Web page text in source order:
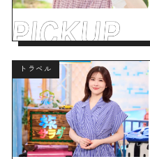
トラベル